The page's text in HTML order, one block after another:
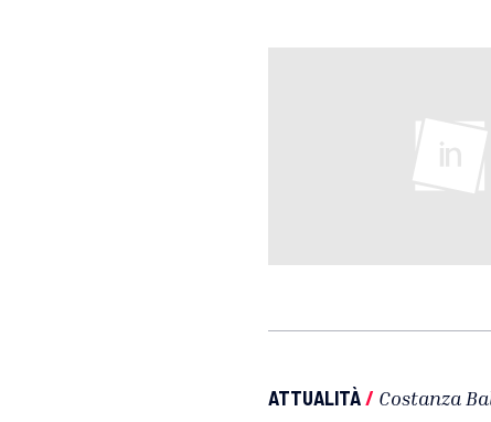
ATTUALITÀ/ Costanza